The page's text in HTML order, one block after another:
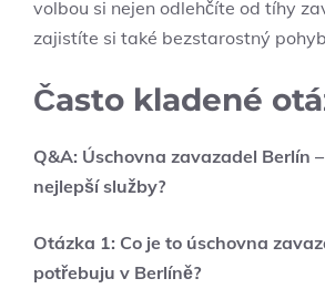
volbou si nejen odlehčíte od tíhy
zajistíte si také bezstarostný
Často kladené
Q&A: Úschovna zavazadel Berlín
nejlepší služby?
Otázka 1: Co je to úschovna
potřebuju v Berlíně?